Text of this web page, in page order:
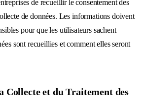
de recueillir le consentement des
de données. Les informations doivent
pour que les utilisateurs sachent
sont recueillies et comment elles seront
Collecte et du Traitement des